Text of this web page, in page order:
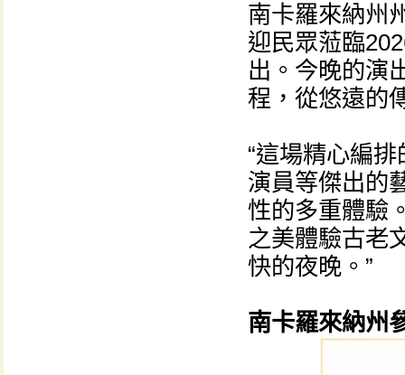
南卡羅來納州
迎民眾蒞臨
出。今晚的演
程，從悠遠的
“這場精心編
演員等傑出的
性的多重體驗
之美體驗古老
快的夜晚。”
南卡羅來納州